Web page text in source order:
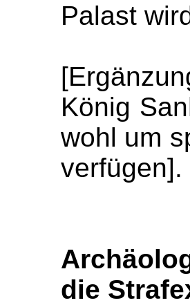
Palast
König
wohl um
verfügen].
die